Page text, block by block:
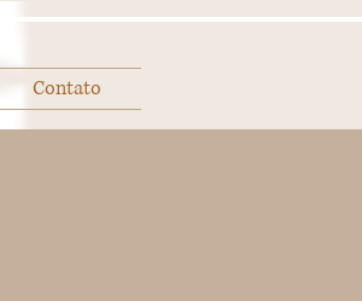
Contato